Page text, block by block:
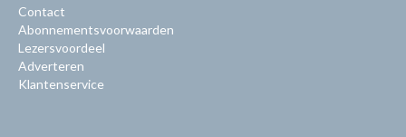
Contact
Abonnementsvoorwaarden
Lezersvoordeel
Adverteren
Klantenservice